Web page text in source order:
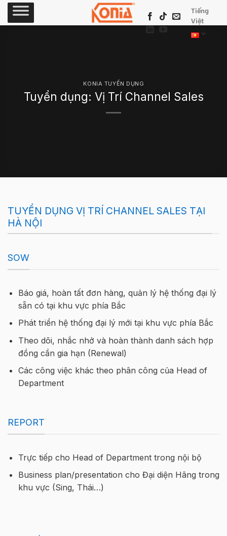
Skip
Tiếng
Việt
KONIA TUYỂN DỤNG
Tuyển dụng: Vị Trí Channel Sales
TUYỂN DỤNG VỊ TRÍ CHANNEL SALES TẠI
HÀ NỘI
SOW
Báo giá, hoàn tất đơn hàng, quản lý hệ thống đại lý
sẵn có tại khu vực phía Bắc
Phát triển hệ thống đại lý mới tại khu vực phía Bắc
Theo dõi, nhắc nhở và hoàn thành danh sách hợp
đồng cần gia hạn (Renewal)
Các công việc khác theo phân công của Head of
Department
REPORT
Trực tiếp cho Head of Department trong nội bộ
Business plan/presentation cho Đại diện Hãng trong
khu vực (Sing, Thái…)